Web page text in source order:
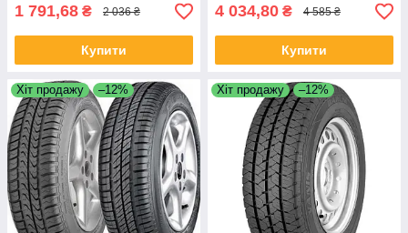
1 791,68 ₴ 2 036 ₴
Купити
4 034,80 ₴ 4 585 ₴
Купити
Хіт продажу –12% Хіт продажу –12%